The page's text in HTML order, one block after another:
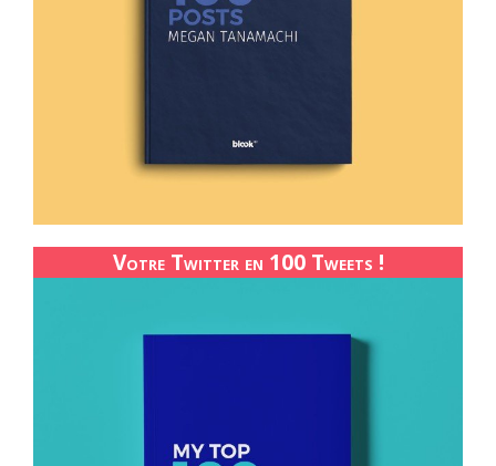
Votre Twitter en 100 Tweets !